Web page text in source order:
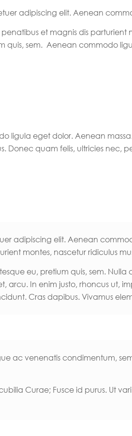
adipiscing elit. Aenean
penatibus et magnis dis parturient
quis, sem. Aenean commodo
ligula eget dolor. Aenean
Donec quam felis, ultricies nec,
adipiscing elit. Aenean
montes, nascetur ridiculus
eu, pretium quis, sem.
arcu. In enim justo, rhoncus ut,
Cras dapibus. Vivamus
ac venenatis condimentum,
Curae; Fusce id purus. Ut